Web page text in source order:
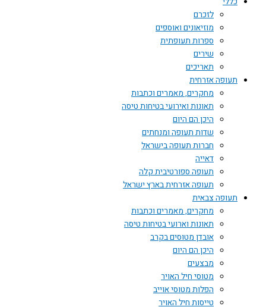
לזכרם
מוזיאונים ואוספים
ספרות תעופתית
שירים
תאריכים
תעופה אזרחית
מחקרים, מאמרים וכתבות
תאונות ואירועי בטיחות טיסה
היכן הם היום
שדות תעופה ומנחתים
חברות תעופה בישראל
דאייה
תעופה ספורטיבית קלה
תעופה אזרחית בארץ ישראל
תעופה צבאית
מחקרים, מאמרים וכתבות
תאונות וארועי בטיחות טיסה
אובדן מטוסים בקרב
היכן הם היום
מבצעים
מטוסי חיל האויר
הפלות מטוסי אוייב
טייסות חיל האויר